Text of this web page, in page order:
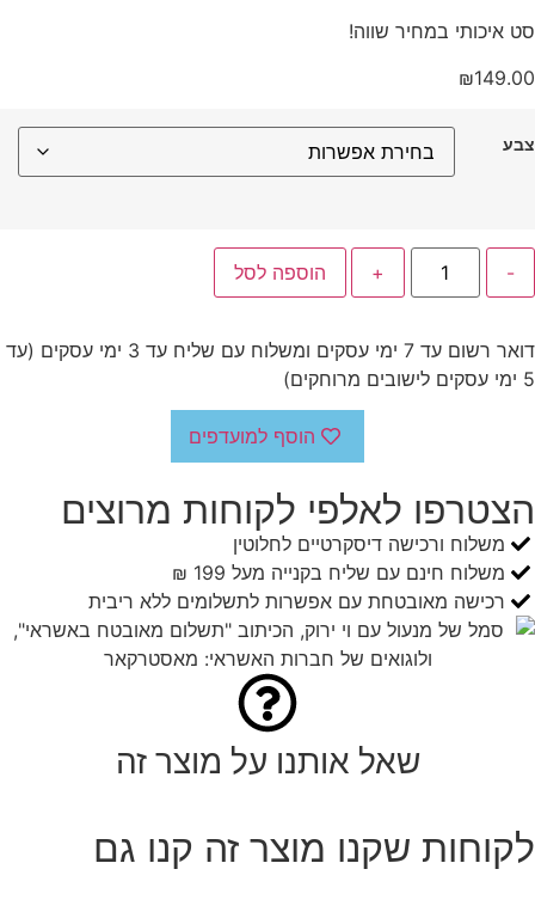
סט איכותי במחיר שווה!
₪149.00
צבע
-
+ הוספה לסל
דואר רשום עד 7 ימי עסקים ומשלוח עם שליח עד 3 ימי עסקים (עד
5 ימי עסקים לישובים מרוחקים)
הוסף למועדפים
הצטרפו לאלפי לקוחות מרוצים
משלוח ורכישה דיסקרטיים לחלוטין
משלוח חינם עם שליח בקנייה מעל 199 ₪
רכישה מאובטחת עם אפשרות לתשלומים ללא ריבית
שאל אותנו על מוצר זה
לקוחות שקנו מוצר זה קנו גם